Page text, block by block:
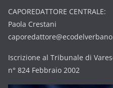
CAPOREDATTORE CENTRALE:
Paola Crestani
Iscrizione al Tribunale di
n° 824 Febbraio 2002